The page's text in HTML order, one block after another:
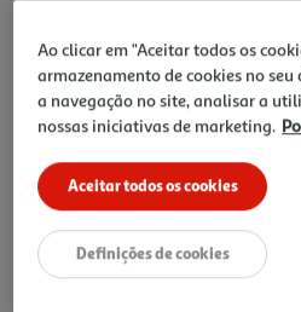
2,09 €
Notas de preparação
Ao clicar em "Aceitar todos os
armazenamento de cookies no
a navegação no site, analisar a
nossas iniciativas de marketing.
Aceitar todos os cookies
Definições de cookies